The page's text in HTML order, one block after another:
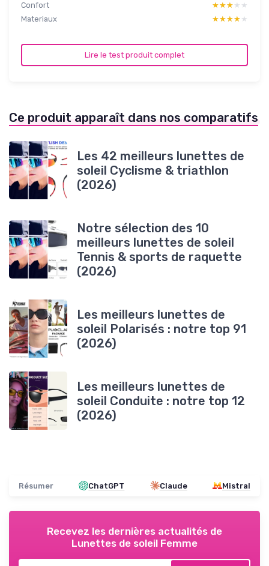
Confort
★★★★★
★★★★★
Materiaux
★★★★★
★★★★★
Lire le test produit complet
Ce produit apparaît dans nos comparatifs
Les 42 meilleurs lunettes de
soleil Cyclisme & triathlon
(2026)
Notre sélection des 10
meilleurs lunettes de soleil
Tennis & sports de raquette
(2026)
Les meilleurs lunettes de
soleil Polarisés : notre top 91
(2026)
Les meilleurs lunettes de
soleil Conduite : notre top 12
(2026)
Résumer ChatGPT Claude Mistral
Recevez les dernières actualités de
Lunettes de soleil Femme